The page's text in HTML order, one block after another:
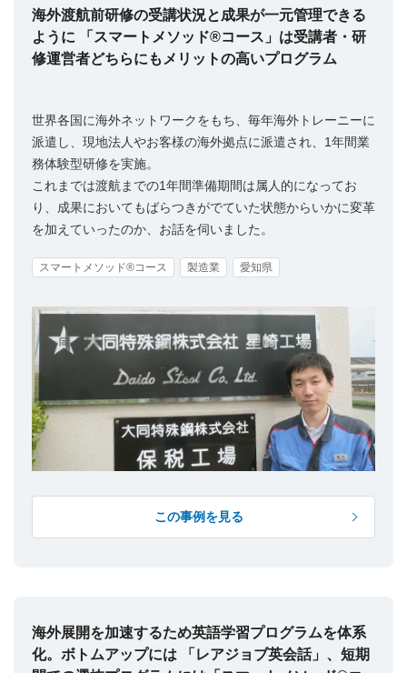
海外渡航前研修の受講状況と成果が一元管理できる
ように 「スマートメソッド®コース」は受講者・研
修運営者どちらにもメリットの高いプログラム
世界各国に海外ネットワークをもち、毎年海外トレーニーに
派遣し、 現地法人やお客様の海外拠点に派遣され、1年間業
務体験型研修を実施。
これまでは渡航までの1年間準備期間は属人的になってお
り、成果においてもばらつきがでていた状態からいかに変革
を加えていったのか、お話を伺いました。
スマートメソッド®コース 製造業 愛知県
この事例を見る
海外展開を加速するため英語学習プログラムを体系
化。ボトムアップには 「レアジョブ英会話」、短期